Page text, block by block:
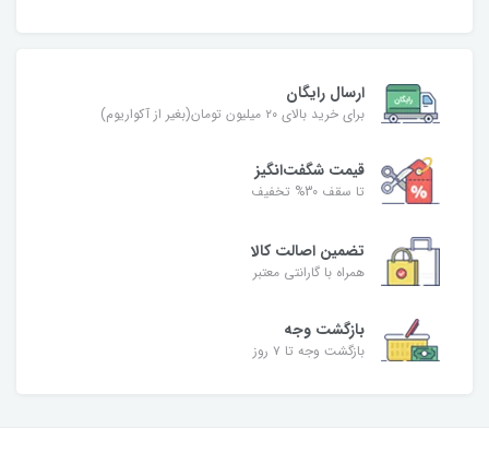
ارسال رایگان
برای خرید بالای ۲۰ میلیون تومان(بغیر از آکواریوم)
قیمت شگفت‌انگیز
تا سقف 30% تخفیف
تضمین اصالت کالا
همراه با گارانتی معتبر
بازگشت وجه
بازگشت وجه تا ۷ روز